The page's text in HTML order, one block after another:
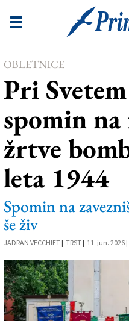
Novice
Goriška
Kultura
Šport
Še
Vreme
Uredništvo
Oglasi
Založnik
Zadruga PD
OBLETNICE
Pri
spomin na
žrtve
leta 1944
Spomin na
še živ
JADRAN VECCHIET | TRST | 11. jun. 2026 |